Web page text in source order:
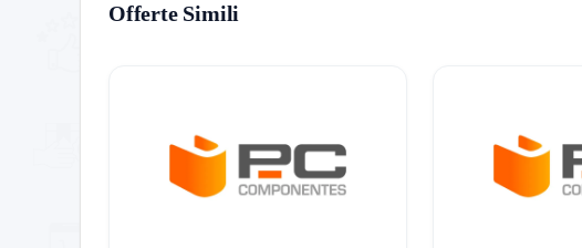
Offerte Simili